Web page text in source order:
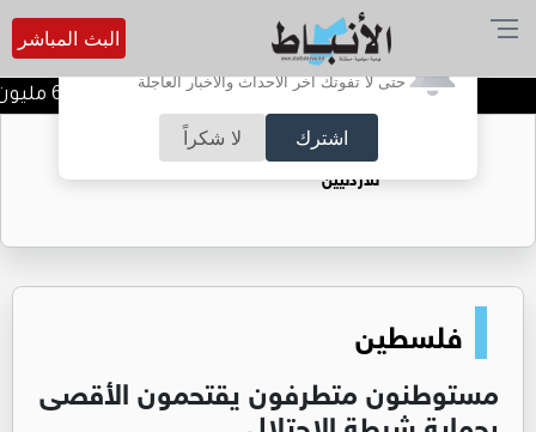
أترغب في تفعيل الإشعارات؟
حتى لا تفوتك آخر الأحداث والأخبار العاجلة
اشترك لا شكراً
البث المباشر
مصفاة البترول تحقق 62.1 مليون دينار أرباحا صافية في النصف الأول من 2026
حقل الريشة حين يتحول الغاز إلى فرص عمل
للأردنيين
فلسطين
مستوطنون متطرفون يقتحمون الأقصى